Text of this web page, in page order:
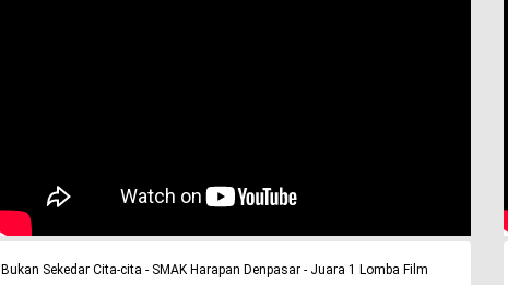
Bukan Sekedar Cita-cita - SMAK Harapan Denpasar - Juara 1 Lomba Film